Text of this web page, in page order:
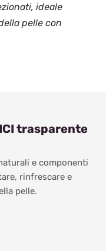
ideale
pelle con
trasparente
e componenti
rinfrescare e
pelle.